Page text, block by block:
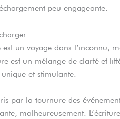
peu engageante.
un voyage dans l’inconnu,
est un mélange de clarté et
et stimulante.
par la tournure des
malheureusement.